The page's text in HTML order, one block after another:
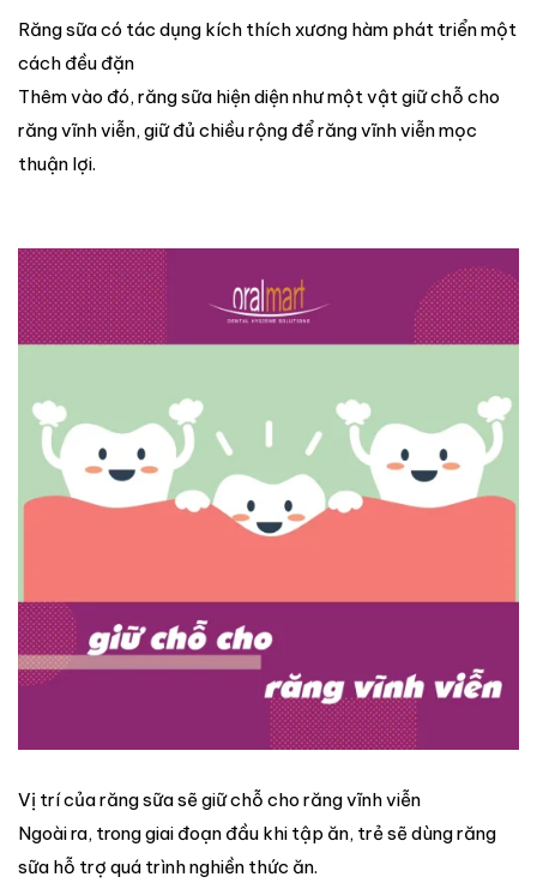
Răng sữa có tác dụng kích thích xương hàm phát triển một
cách đều đặn
Thêm vào đó, răng sữa hiện diện như một vật giữ chỗ cho
răng vĩnh viễn, giữ đủ chiều rộng để răng vĩnh viễn mọc
thuận lợi.
Vị trí của răng sữa sẽ giữ chỗ cho răng vĩnh viễn
Ngoài ra, trong giai đoạn đầu khi tập ăn, trẻ sẽ dùng răng
sữa hỗ trợ quá trình nghiền thức ăn.